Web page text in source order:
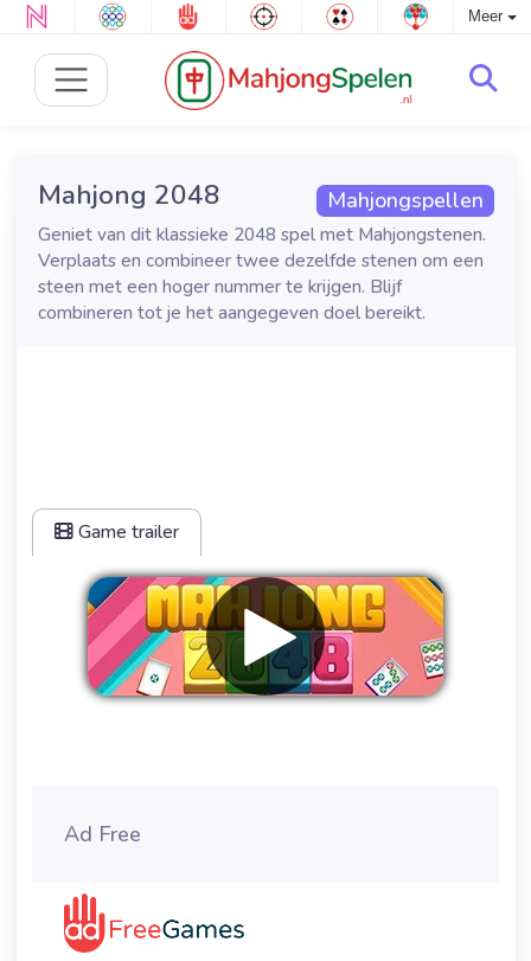
Meer
Mahjongspellen
Mahjong 2048
Geniet van dit klassieke 2048 spel met Mahjongstenen.
Verplaats en combineer twee dezelfde stenen om een
steen met een hoger nummer te krijgen. Blijf
combineren tot je het aangegeven doel bereikt.
Game trailer
Ad Free